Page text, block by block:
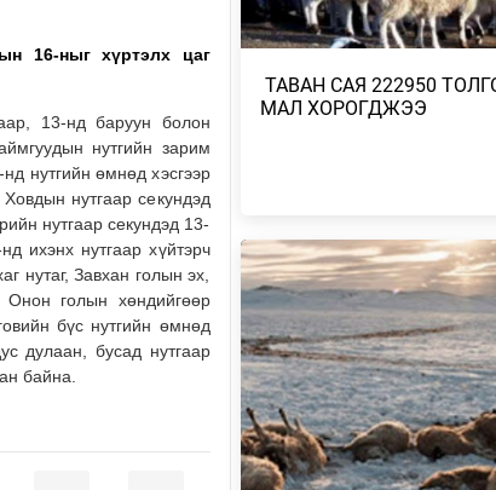
16-ныг хүртэлх цаг
13-нд баруун болон
нутгийн зарим
нутгийн өмнөд хэсгээр
нутгаар секундэд
нутгаар секундэд 13-
ихэнх нутгаар хүйтэрч
нутаг, Завхан голын эх,
голын хөндийгөөр
бүс нутгийн өмнөд
дулаан, бусад нутгаар
байна.
ЭХ БАЙГАЛЬ, ГАЗАР ШОРОО
ШИМИЙГ НЬ ХҮРТЭХ КОП17
МОНГОЛБАНК 7 ДУГААР САРД
ЗОХИОН БАЙГУУЛЖ,
АСУУЛТЫГ ЕРӨН…
Өчигдөр
БАРУУН, ТӨВ, ГОВЬ, ЗҮҮН
НУТГИЙН ЗАРИМ ГАЗРААР ДУУ
ЦАХИЛГААНТ…
2026/08/04
ТАВАН САЯ 222950
МАЛ ХОРОГДЖЭЭ